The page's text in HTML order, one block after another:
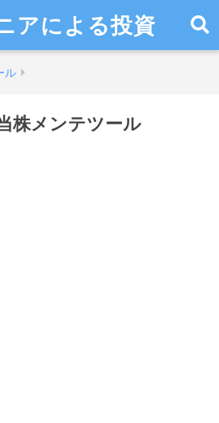
アによる投資
ル
株メンテツール